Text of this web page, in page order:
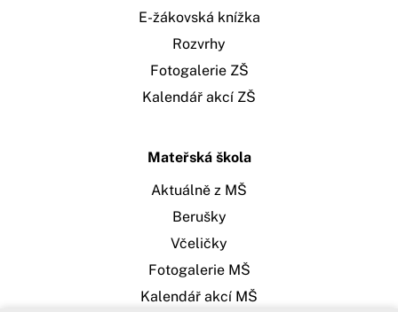
E-žákovská knížka
Rozvrhy
Fotogalerie ZŠ
Kalendář akcí ZŠ
Mateřská škola
Aktuálně z MŠ
Berušky
Včeličky
Fotogalerie MŠ
Kalendář akcí MŠ